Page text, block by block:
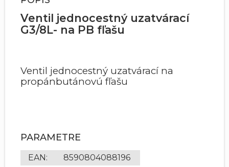
Ventil jednocestný uzatvárací
G3/8L- na PB fľašu
Ventil jednocestný uzatvárací na
propánbutánovú fľašu
PARAMETRE
EAN:
8590804088196